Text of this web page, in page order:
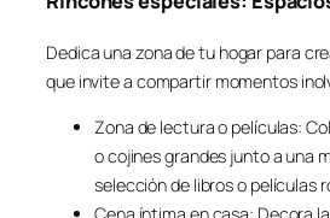
Dedica una zona de tu hogar para
que invite a compartir momentos
Zona de lectura o películas:
o cojines grandes junto a una
selección de libros o películas